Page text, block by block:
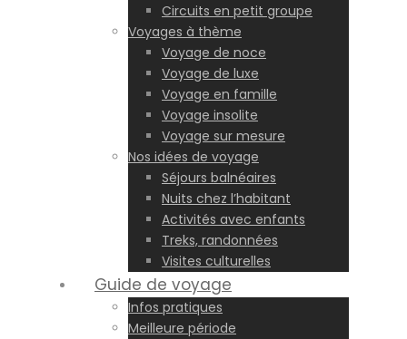
Circuits en petit groupe
Voyages à thème
Voyage de noce
Voyage de luxe
Voyage en famille
Voyage insolite
Voyage sur mesure
Nos idées de voyage
Séjours balnéaires
Nuits chez l’habitant
Activités avec enfants
Treks, randonnées
Visites culturelles
Guide de voyage
Infos pratiques
Meilleure période